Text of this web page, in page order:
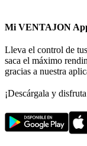
Mi VENTAJON
Lleva el control de
saca el máximo
gracias a nuestra
¡Descárgala y